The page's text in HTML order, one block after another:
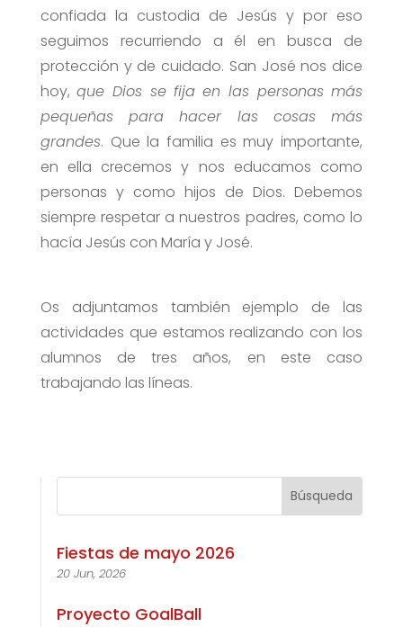
confiada la custodia de Jesús y por eso
seguimos recurriendo a él en busca de
protección y de cuidado. San José nos dice
hoy,que Dios se fija en las personas más
pequeñas para hacer las cosas más
grandes. Que la familia es muy importante,
en ella crecemos y nos educamos como
personas y como hijos de Dios. Debemos
siempre respetar a nuestros padres, como lo
hacía Jesús con María y José.
Os adjuntamos también ejemplo de las
actividades que estamos realizando con los
alumnos de tres años, en este caso
trabajando las líneas.
Fiestas de mayo 2026
20 Jun, 2026
Proyecto GoalBall